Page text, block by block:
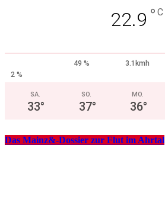
22.9 ° C
49 %
3.1kmh
2 %
SA.
33°
SO.
37°
MO.
36°
Das Mainz&-Dossier zur Flut im Ahrtal